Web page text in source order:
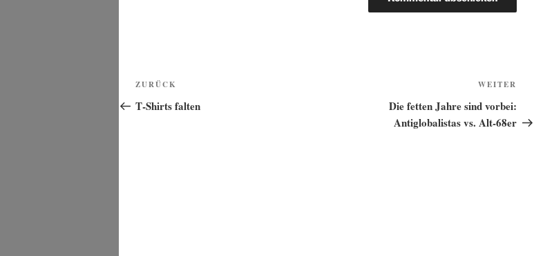
Beitragsnavigation
Vorheriger
Beitrag
ZURÜCK
T‑Shirts falten
WEITER
Die fetten Jahre sind vorbei:
Antiglobalistas vs. Alt-68er